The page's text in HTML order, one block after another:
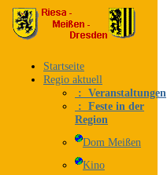
Startseite
Regio aktuell
: Veranstaltungen
: Feste in der
Region
Dom Meißen
Kino